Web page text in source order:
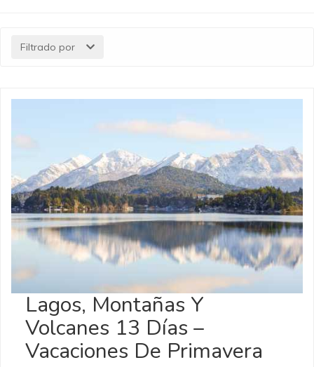
Filtrado por
Lagos, Montañas Y
Volcanes 13 Días –
Vacaciones De Primavera